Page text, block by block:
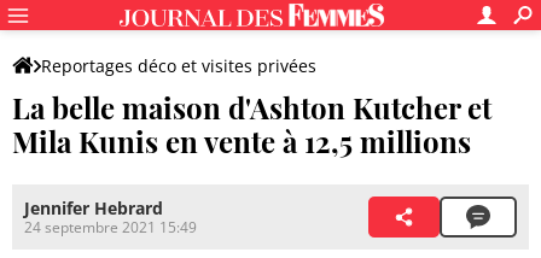
Reportages déco et visites privées
La belle maison d'Ashton Kutcher et
Mila Kunis en vente à 12,5 millions
Jennifer Hebrard
24 septembre 2021 15:49